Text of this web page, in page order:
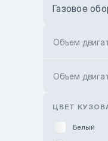
Toyota
Hyundai
Газовое
Объем
Объем
ЦВЕТ
Белый